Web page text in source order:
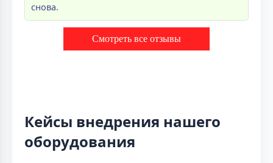
снова.
Смотреть все отзывы
Кейсы внедрения нашего
оборудования